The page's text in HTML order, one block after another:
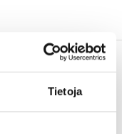
Tietoja